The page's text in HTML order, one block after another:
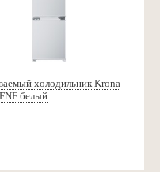
холодильник Krona
белый